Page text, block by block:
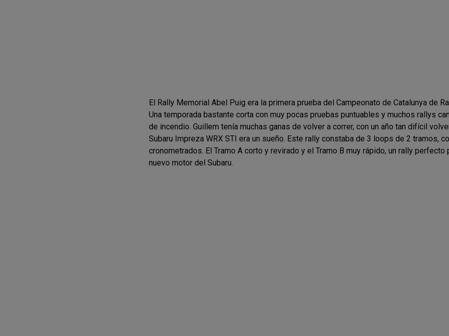
El Rally Memorial Abel Puig era la primera prueba del Campeonato de Catalunya de
Una temporada bastante corta con muy pocas pruebas puntuables y muchos rallys
de incendio. Guillem tenía muchas ganas de volver a correr, con un año tan difícil
Subaru Impreza WRX STI era un sueño. Este rally constaba de 3 loops de 2 tramos,
cronometrados. El Tramo A corto y revirado y el Tramo B muy rápido, un rally perfecto
nuevo motor del Subaru.